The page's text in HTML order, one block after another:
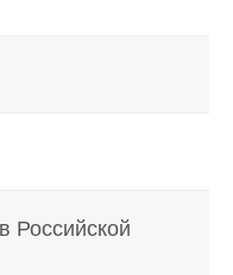
Российской